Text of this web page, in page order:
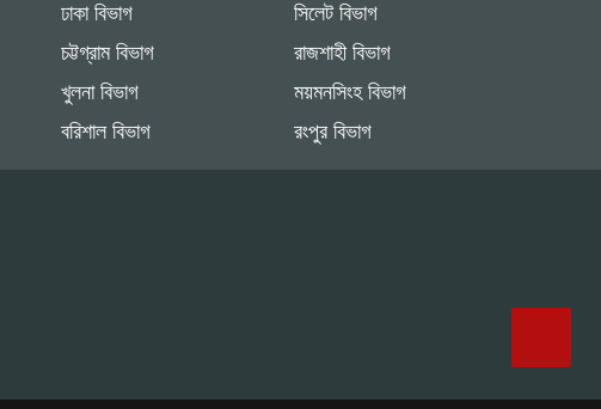
ঢাকা বিভাগ
চট্টগ্রাম বিভাগ
খুলনা বিভাগ
বরিশাল বিভাগ
সিলেট বিভাগ
রাজশাহী বিভাগ
ময়মনসিংহ বিভাগ
রংপুর বিভাগ